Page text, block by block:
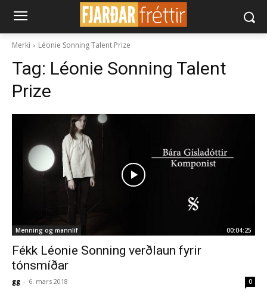
Merki Léonie Sonning Talent Prize
Tag: Léonie Sonning Talent
Prize
Menning og mannlíf 00:04:25
Fékk Léonie Sonning verðlaun fyrir
tónsmíðar
gg - 6. mars 2018 0